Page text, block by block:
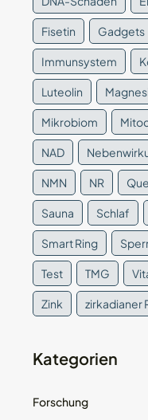
Fisetin Gadgets
Immunsystem
Luteolin
Mikrobiom
NAD
NMN NR
Sauna Schlaf
Smart Ring
Test TMG
Zink zirkadianer
Kategorien
Forschung